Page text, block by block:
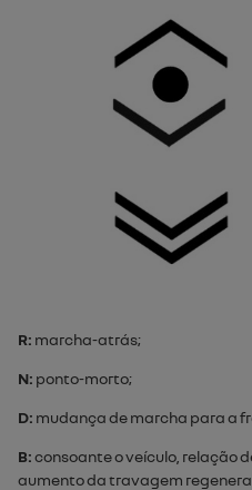
R: marcha-atrás;
N: ponto-morto;
D: mudança de marcha para a
B:consoante o veículo, relação
aumento da travagem